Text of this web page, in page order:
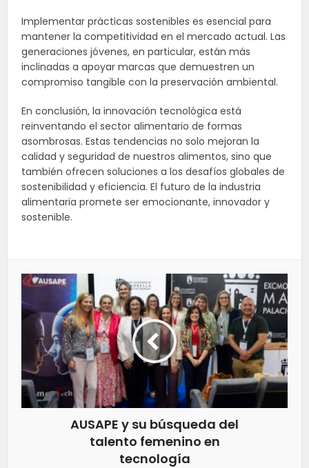
Implementar prácticas sostenibles es esencial para
mantener la competitividad en el mercado actual. Las
generaciones jóvenes, en particular, están más
inclinadas a apoyar marcas que demuestren un
compromiso tangible con la preservación ambiental.
En conclusión, la innovación tecnológica está
reinventando el sector alimentario de formas
asombrosas. Estas tendencias no solo mejoran la
calidad y seguridad de nuestros alimentos, sino que
también ofrecen soluciones a los desafíos globales de
sostenibilidad y eficiencia. El futuro de la industria
alimentaria promete ser emocionante, innovador y
sostenible.
AUSAPE y su búsqueda del
talento femenino en
tecnología